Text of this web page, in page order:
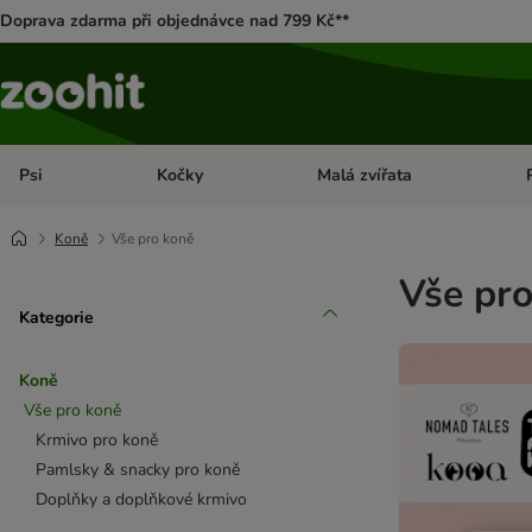
Doprava zdarma při objednávce nad 799 Kč**
Psi Otevřít menu: Psi
Kočky Otevřít menu: Kočky
Malá zvířata
Koně Vše pro koně
Kategorie
Koně
Vše pro koně
Krmivo pro koně
Pamlsky & snacky pro koně
Doplňky a doplňkové krmivo
Vše